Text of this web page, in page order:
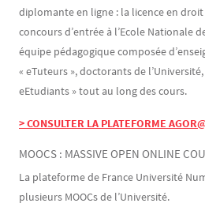
diplomante en ligne : la licence en
concours d’entrée à l’Ecole Nationale
équipe pédagogique composée
« eTuteurs », doctorants de
eEtudiants » tout au long des cours.
> CONSULTER LA PLATEFORME
MOOCS : MASSIVE OPEN ONLINE
La plateforme de France Université
plusieurs MOOCs de l’Université.